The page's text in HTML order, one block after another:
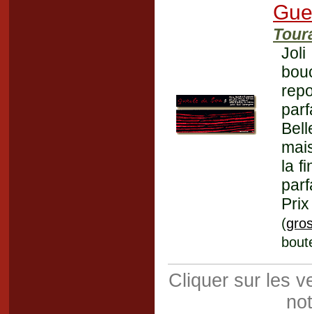
Joli
la
(
Cliquer sur les